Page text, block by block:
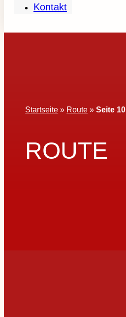
Kontakt
Startseite » Route »Seite 10
ROUTE